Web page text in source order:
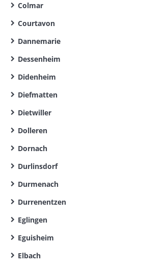
Colmar
Courtavon
Dannemarie
Dessenheim
Didenheim
Diefmatten
Dietwiller
Dolleren
Dornach
Durlinsdorf
Durmenach
Durrenentzen
Eglingen
Eguisheim
Elbach